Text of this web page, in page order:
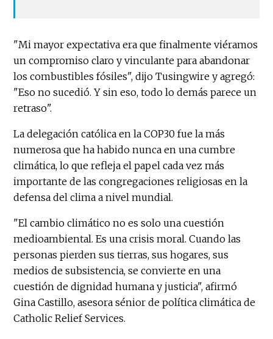
"Mi mayor expectativa era que finalmente viéramos
un compromiso claro y vinculante para abandonar
los combustibles fósiles", dijo Tusingwire y agregó:
"Eso no sucedió. Y sin eso, todo lo demás parece un
retraso".
La delegación católica en la COP30 fue la más
numerosa que ha habido nunca en una cumbre
climática, lo que refleja el papel cada vez más
importante de las congregaciones religiosas en la
defensa del clima a nivel mundial.
"El cambio climático no es solo una cuestión
medioambiental. Es una crisis moral. Cuando las
personas pierden sus tierras, sus hogares, sus
medios de subsistencia, se convierte en una
cuestión de dignidad humana y justicia", afirmó
Gina Castillo, asesora sénior de política climática de
Catholic Relief Services.